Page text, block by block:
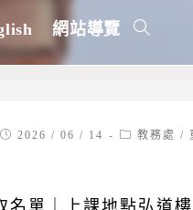
網站導覽
學年度分科測驗衝
> 14 日
Post2026 / 06 / 14
Post教務處 /
名單｜上課地點弘道